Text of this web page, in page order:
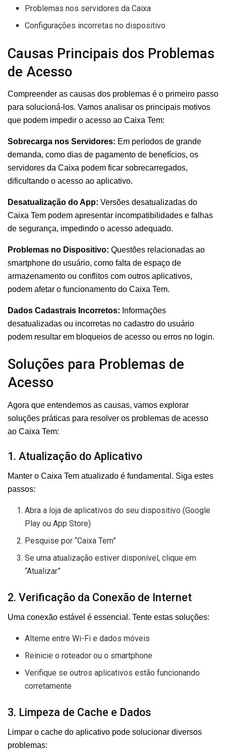
Problemas nos servidores da Caixa
Configurações incorretas no dispositivo
Causas Principais dos Problemas
de Acesso
Compreender as causas dos problemas é o primeiro passo
para solucioná-los. Vamos analisar os principais motivos
que podem impedir o acesso ao Caixa Tem:
Sobrecarga nos Servidores: Em períodos de grande
demanda, como dias de pagamento de benefícios, os
servidores da Caixa podem ficar sobrecarregados,
dificultando o acesso ao aplicativo.
Desatualização do App: Versões desatualizadas do
Caixa Tem podem apresentar incompatibilidades e falhas
de segurança, impedindo o acesso adequado.
Problemas no Dispositivo: Questões relacionadas ao
smartphone do usuário, como falta de espaço de
armazenamento ou conflitos com outros aplicativos,
podem afetar o funcionamento do Caixa Tem.
Dados Cadastrais Incorretos: Informações
desatualizadas ou incorretas no cadastro do usuário
podem resultar em bloqueios de acesso ou erros no login.
Soluções para Problemas de
Acesso
Agora que entendemos as causas, vamos explorar
soluções práticas para resolver os problemas de acesso
ao Caixa Tem:
1. Atualização do Aplicativo
Manter o Caixa Tem atualizado é fundamental. Siga estes
passos:
Abra a loja de aplicativos do seu dispositivo (Google
Play ou App Store)
Pesquise por “Caixa Tem”
Se uma atualização estiver disponível, clique em
“Atualizar”
2. Verificação da Conexão de Internet
Uma conexão estável é essencial. Tente estas soluções:
Alterne entre Wi-Fi e dados móveis
Reinicie o roteador ou o smartphone
Verifique se outros aplicativos estão funcionando
corretamente
3. Limpeza de Cache e Dados
Limpar o cache do aplicativo pode solucionar diversos
problemas: